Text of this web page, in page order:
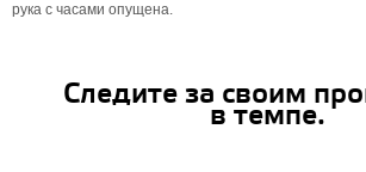
рука с часами опущена.
Следите за своим
в темпе.